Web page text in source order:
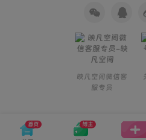
映凡空间微信客
服专员
首页 博主